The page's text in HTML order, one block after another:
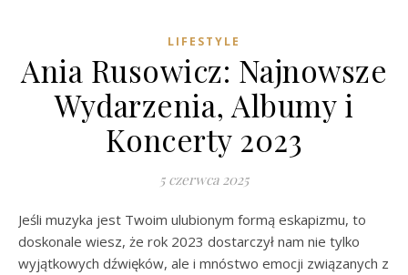
LIFESTYLE
Ania Rusowicz: Najnowsze
Wydarzenia, Albumy i
Koncerty 2023
5 czerwca 2025
Jeśli muzyka jest Twoim ulubionym formą eskapizmu, to
doskonale wiesz, że rok 2023 dostarczył nam nie tylko
wyjątkowych dźwięków, ale i mnóstwo emocji związanych z